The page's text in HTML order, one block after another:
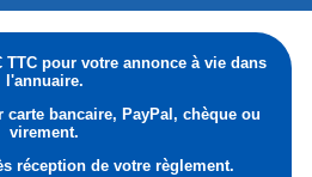
TTC pour votre annonce à vie dans
l'annuaire.
carte bancaire, PayPal, chèque ou
virement.
réception de votre règlement.